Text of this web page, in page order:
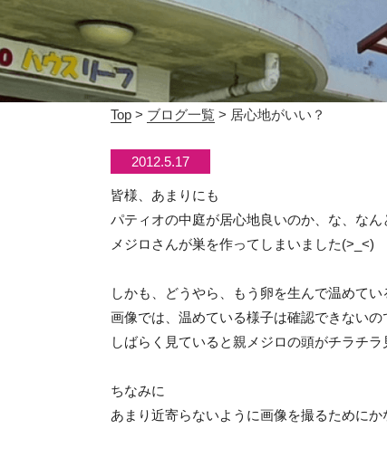
Top > ブログ一覧 > 居心地がいい？
2012.5.17
皆様、あまりにも
パティオの中庭が居心地良いのか、な、なん
メジロさんが巣を作ってしまいました(>_<)
しかも、どうやら、もう卵を生んで温めて
画像では、温めている様子は確認できないの
しばらく見ていると親メジロの頭がチラチ
ちなみに
あまり近寄らないように画像を撮るために